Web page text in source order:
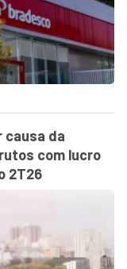
causa da
com lucro
2T26